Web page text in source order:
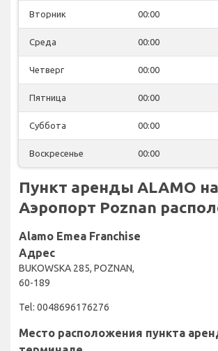
Вторник 00:00
Среда 00:00
Четверг 00:00
Пятница 00:00
Суббота 00:00
Воскресенье 00:00
Пункт аренды ALAMO на
Аэропорт Poznan
Alamo Emea Franchise
Адрес
BUKOWSKA 285, POZNAN,
60-189
Tel: 0048696176276
Место расположения пункта